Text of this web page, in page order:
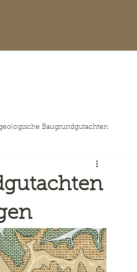
Baugrundgutachten